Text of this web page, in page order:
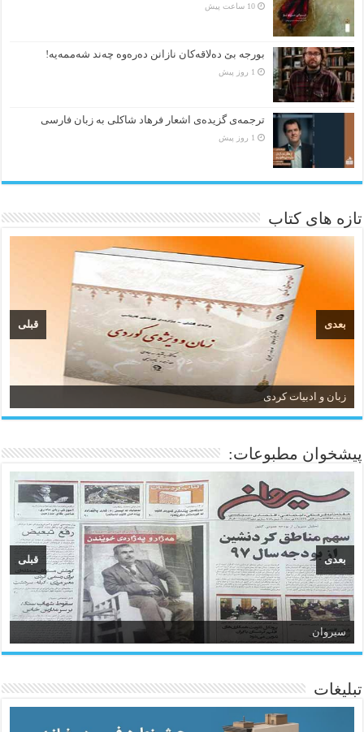
10 ساعت پیش
بورجە بێ دەلاقەکان نازانن دەرەوە چەند شەممەیە!
1 روز پیش
ترجمه‌ی گزیده‌‌ی اشعار فرهاد شاکلی به زبان فارسی
1 روز پیش
تازه های کتاب
زبان و ادبیات کردی
قبلی بعدی
پیشخوان مطبوعات:
سیروان
ئاژانسی هەواڵی مێهر
قبلی بعدی
تبلیغات